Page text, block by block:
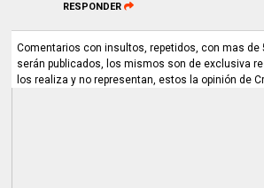
RESPONDER
Comentarios con insultos, repetidos, con mas de
serán publicados, los mismos son de exclusiva
los realiza y no representan, estos la opinión de